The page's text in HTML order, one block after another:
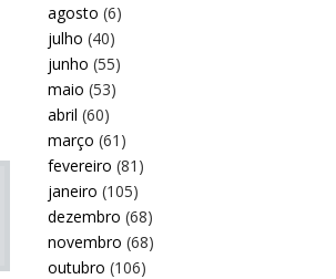
agosto (6)
julho (40)
junho (55)
maio (53)
abril (60)
março (61)
fevereiro (81)
janeiro (105)
dezembro (68)
novembro (68)
outubro (106)